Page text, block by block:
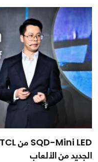
الجديد من الألعاب